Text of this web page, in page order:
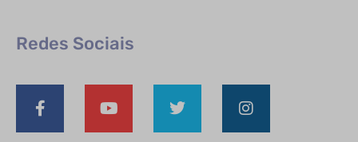
Redes Sociais